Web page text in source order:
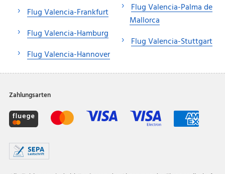
Flug Valencia-Frankfurt
Flug Valencia-Hamburg
Flug Valencia-Hannover
Flug Valencia-Palma de
Mallorca
Flug Valencia-Stuttgart